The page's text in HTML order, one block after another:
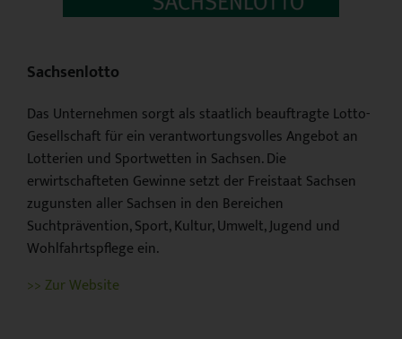
Sachsenlotto
Das Unternehmen sorgt als staatlich beauftragte Lotto-
Gesellschaft für ein verantwortungsvolles Angebot an
Lotterien und Sportwetten in Sachsen. Die
erwirtschafteten Gewinne setzt der Freistaat Sachsen
zugunsten aller Sachsen in den Bereichen
Suchtprävention, Sport, Kultur, Umwelt, Jugend und
Wohlfahrtspflege ein.
>> Zur Website